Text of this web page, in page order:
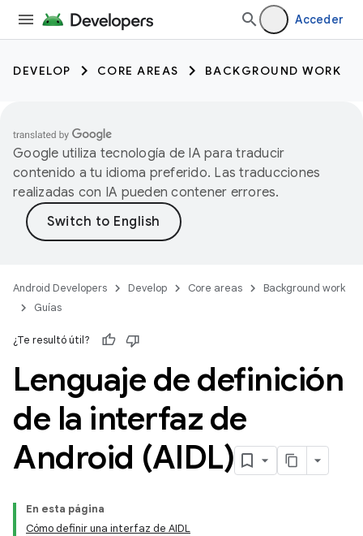
Acceder
DEVELOP CORE AREAS BACKGROUND WORK
Google utiliza tecnología de IA para traducir
contenido a tu idioma preferido. Las traducciones
realizadas con IA pueden contener errores.
Android Developers Develop Core areas
Background work
Guías
¿Te resultó útil?
Lenguaje de definición
de la interfaz de
Android (AIDL)
En esta página
Cómo definir una interfaz de AIDL